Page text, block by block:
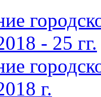
- 25 гг.
г.